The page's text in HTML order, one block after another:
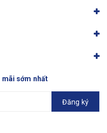
mãi sớm nhất
Đăng ký